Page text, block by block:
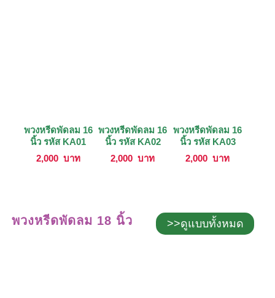
พวงหรีดพัดลม 16
นิ้ว รหัส KA01
2,000 บาท
พวงหรีดพัดลม 16
นิ้ว รหัส KA02
2,000 บาท
พวงหรีดพัดลม 16
นิ้ว รหัส KA03
2,000 บาท
พวงหรีดพัดลม 18 นิ้ว >>ดูแบบทั้งหมด